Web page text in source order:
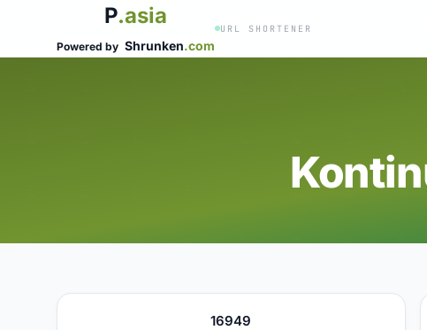
P.asia
Powered by Shrunken.com
URL SHORTENER
16949